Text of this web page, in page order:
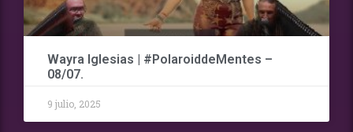
Wayra Iglesias | #PolaroiddeMentes –
08/07.
9 julio, 2025